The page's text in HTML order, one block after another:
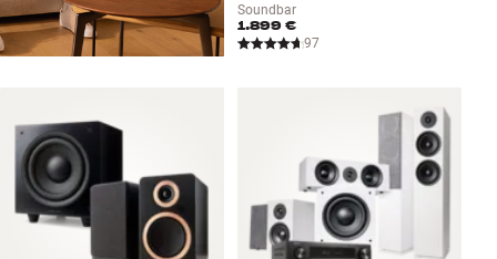
Soundbar
1.899 €
97